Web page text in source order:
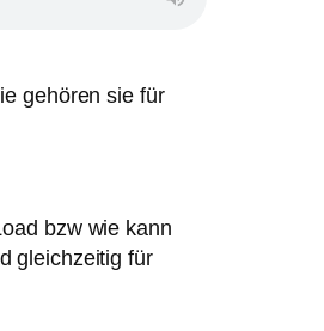
gehören sie für
bzw wie kann
gleichzeitig für